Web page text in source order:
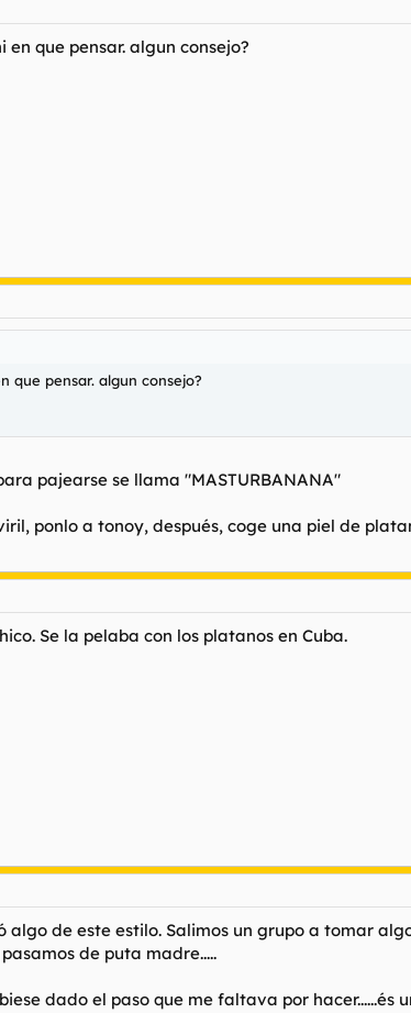
que pensar. algun consejo?
que pensar. algun consejo?
pajearse se llama "MASTURBANANA"
ponlo a tonoy, después, coge una piel de
Se la pelaba con los platanos en Cuba.
algo de este estilo. Salimos un grupo a tomar
de puta madre.....
dado el paso que me faltava por